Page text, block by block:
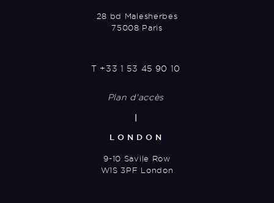
28 bd Malesherbes
75008 Paris
T +33 1 53 45 90 10
Plan d'accès
LONDON
9-10 Savile Row
W1S 3PF London